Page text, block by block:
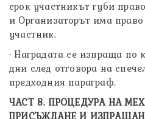
срок участникът губи
и Организаторът има
участник.
· Наградата се изпраща по
дни след отговора на
предходния параграф.
ЧАСТ 8. ПРОЦЕДУРА НА
ПРИСЪЖДАНЕ И